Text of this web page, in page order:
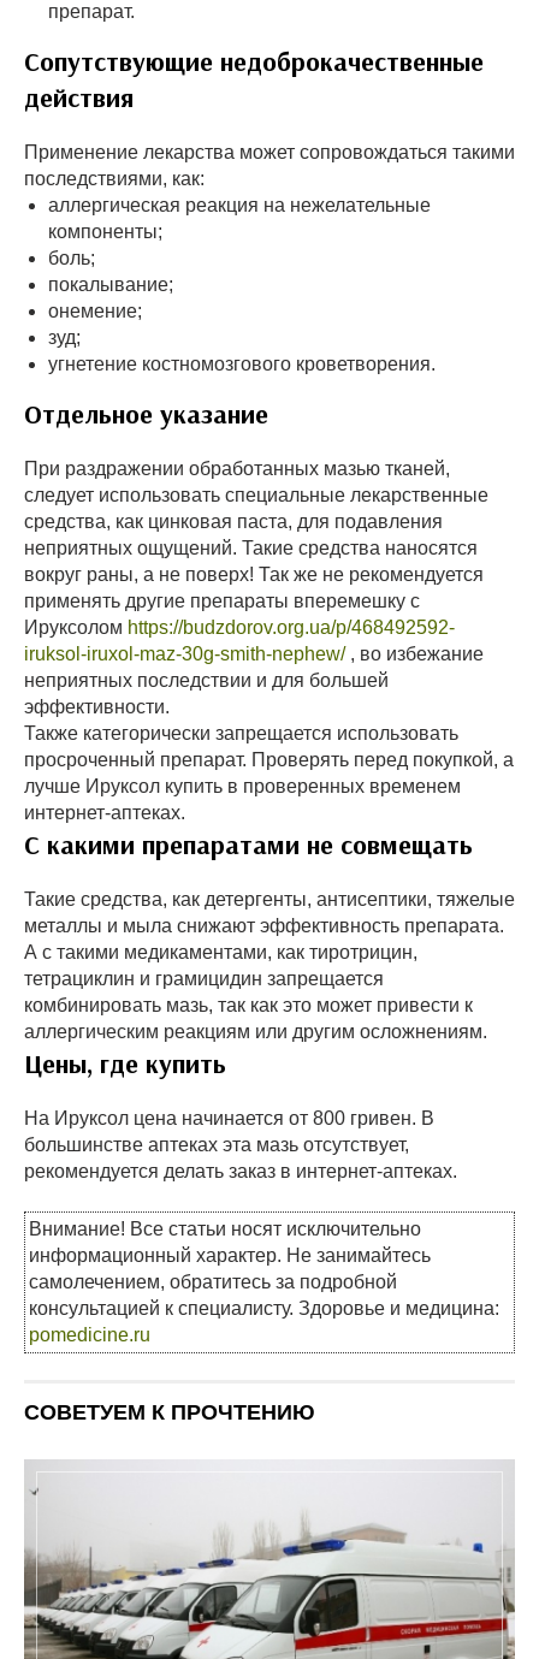
препарат.
Сопутствующие недоброкачественные
действия
Применение лекарства может сопровождаться такими
последствиями, как:
аллергическая реакция на нежелательные
компоненты;
боль;
покалывание;
онемение;
зуд;
угнетение костномозгового кроветворения.
Отдельное указание
При раздражении обработанных мазью тканей,
следует использовать специальные лекарственные
средства, как цинковая паста, для подавления
неприятных ощущений. Такие средства наносятся
вокруг раны, а не поверх! Так же не рекомендуется
применять другие препараты вперемешку с
Ируксолом https://budzdorov.org.ua/p/468492592-
iruksol-iruxol-maz-30g-smith-nephew/, во избежание
неприятных последствии и для большей
эффективности.
Также категорически запрещается использовать
просроченный препарат. Проверять перед покупкой, а
лучше Ируксол купить в проверенных временем
интернет-аптеках.
С какими препаратами не совмещать
Такие средства, как детергенты, антисептики, тяжелые
металлы и мыла снижают эффективность препарата.
А с такими медикаментами, как тиротрицин,
тетрациклин и грамицидин запрещается
комбинировать мазь, так как это может привести к
аллергическим реакциям или другим осложнениям.
Цены, где купить
На Ируксол цена начинается от 800 гривен. В
большинстве аптеках эта мазь отсутствует,
рекомендуется делать заказ в интернет-аптеках.
Внимание! Все статьи носят исключительно
информационный характер. Не занимайтесь
самолечением, обратитесь за подробной
консультацией к специалисту. Здоровье и медицина:
pomedicine.ru
СОВЕТУЕМ К ПРОЧТЕНИЮ